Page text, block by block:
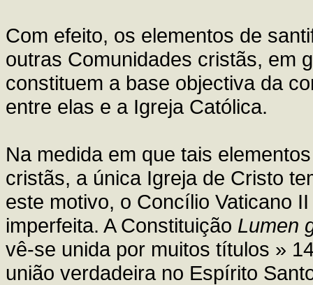
Com efeito, os elementos de
outras Comunidades cristãs, em
constituem a base objectiva da
entre elas e a Igreja Católica.
Na medida em que tais
cristãs, a única Igreja de Cristo
este motivo, o Concílio Vaticano
imperfeita. A Constituição Lumen
vê-se unida por muitos títulos »
união verdadeira no Espírito